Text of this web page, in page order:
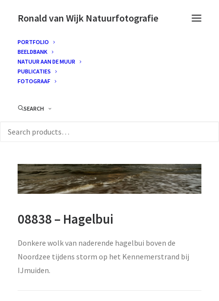
Ronald van Wijk Natuurfotografie
PORTFOLIO
BEELDBANK
NATUUR AAN DE MUUR
PUBLICATIES
FOTOGRAAF
SEARCH
08838 – Hagelbui
Donkere wolk van naderende hagelbui boven de
Noordzee tijdens storm op het Kennemerstrand bij
IJmuiden.